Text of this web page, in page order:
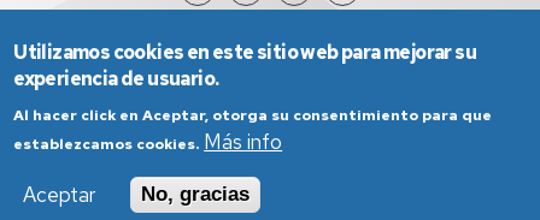
Política de Privacidad
Utilizamos cookies en este sitio web para mejorar su
experiencia de usuario.
Al hacer click en Aceptar, otorga su consentimiento para que
establezcamos cookies. Más info
Aceptar
No, gracias